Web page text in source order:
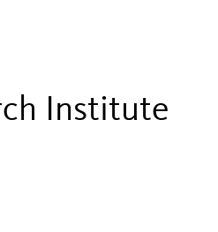
Institute